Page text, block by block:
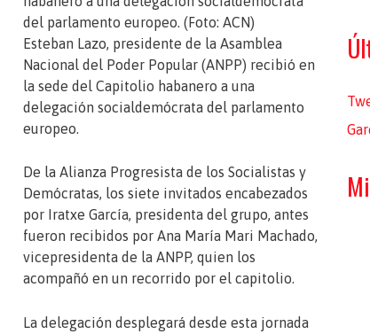
del parlamento europeo. (Foto: ACN)
Esteban Lazo, presidente de la Asamblea
Nacional del Poder Popular (ANPP) recibió en
la sede del Capitolio habanero a una
delegación socialdemócrata del parlamento
europeo.
De la Alianza Progresista de los Socialistas y
Demócratas, los siete invitados encabezados
por Iratxe García, presidenta del grupo, antes
fueron recibidos por Ana María Mari Machado,
vicepresidenta de la ANPP, quien los
acompañó en un recorrido por el capitolio.
La delegación desplegará desde esta jornada